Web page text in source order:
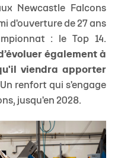
Newcastle Falcons
d'ouverture de 27 ans
: le Top 14.
également à
viendra apporter
Un renfort qui s'engage
jusqu'en 2028.